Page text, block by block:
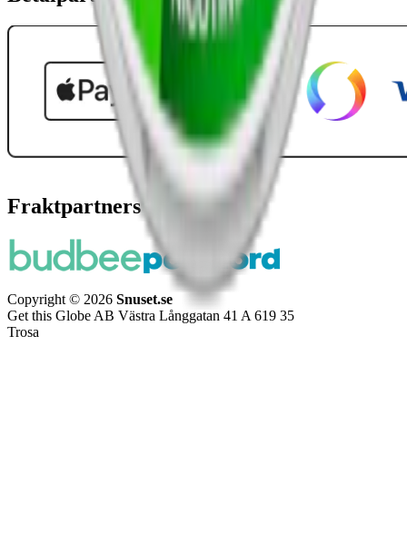
Fraktpartners
Copyright © 2026 Snuset.se
Get this Globe AB Västra Långgatan 41 A 619 35
Trosa